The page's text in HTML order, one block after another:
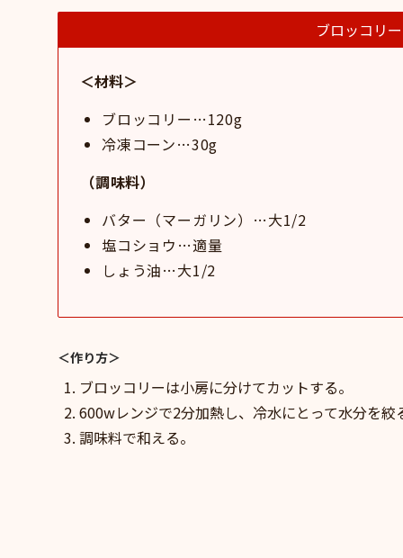
ブロッコリ
＜材料＞
ブロッコリー…120g
冷凍コーン…30g
（調味料）
バター（マーガリン）…大1/2
塩コショウ…適量
しょう油…大1/2
＜作り方＞
ブロッコリーは小房に分けてカットする。
600wレンジで2分加熱し、冷水にとって水分を絞
調味料で和える。